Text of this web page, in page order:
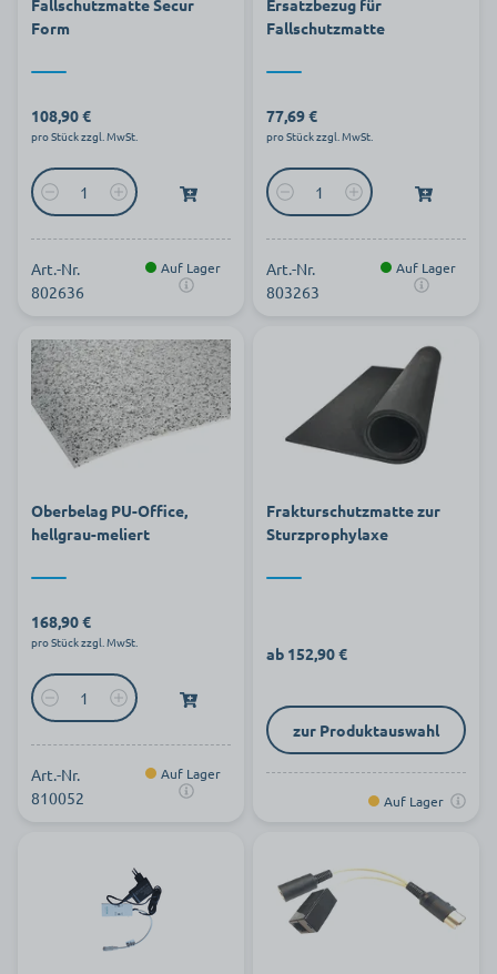
Fallschutzmatte Secur
Form
108,90 €
pro Stück zzgl. MwSt.
Art.-Nr.
802636
Auf Lager
Ersatzbezug für
Fallschutzmatte
77,69 €
pro Stück zzgl. MwSt.
Art.-Nr.
803263
Auf Lager
Oberbelag PU-Office,
hellgrau-meliert
168,90 €
pro Stück zzgl. MwSt.
Art.-Nr.
810052
Auf Lager
Frakturschutzmatte zur
Sturzprophylaxe
ab 152,90 €
zur Produktauswahl
Auf Lager